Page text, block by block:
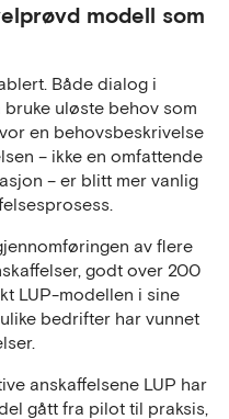
modell som
Både dialog i
uløste behov som
en behovsbeskrivelse
– ikke en omfattende
– er blitt mer vanlig
av flere
godt over 200
LUP-modellen i sine
bedrifter har vunnet
anskaffelsene LUP har
gått fra pilot til praksis,